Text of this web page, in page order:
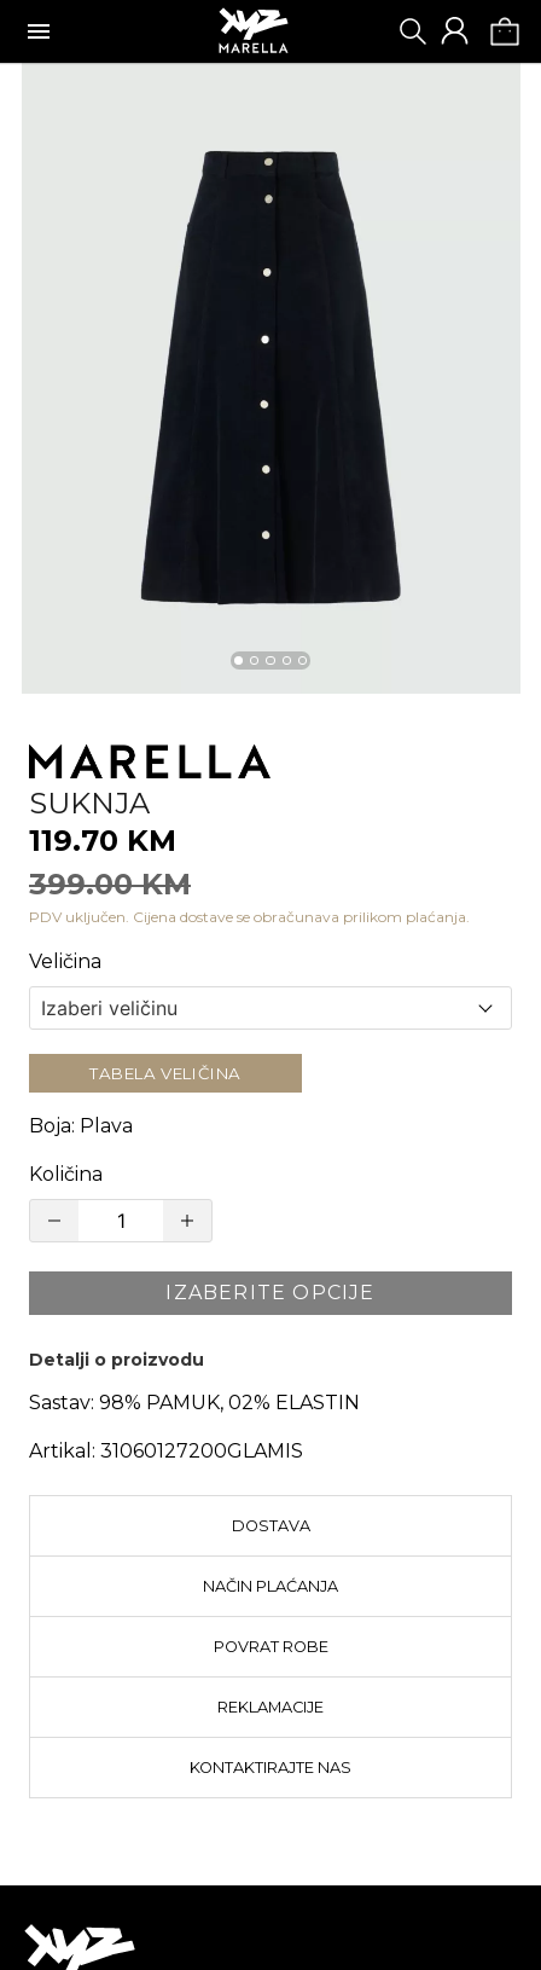
SUKNJA
119.70 KM
399.00 KM
PDV uključen. Cijena dostave se obračunava prilikom plaćanja.
Veličina
TABELA VELIČINA
Boja: Plava
Količina
IZABERITE OPCIJE
Detalji o proizvodu
Sastav: 98% PAMUK, 02% ELASTIN
Artikal: 31060127200GLAMIS
DOSTAVA
NAČIN PLAĆANJA
POVRAT ROBE
REKLAMACIJE
KONTAKTIRAJTE NAS